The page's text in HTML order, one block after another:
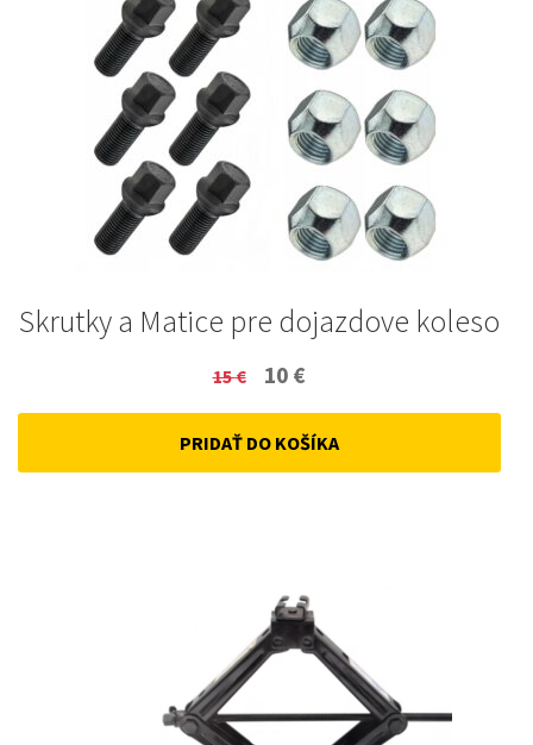
Skrutky a Matice pre dojazdove koleso
15€
Original
price
was:
10 €
price
is:
PRIDAŤ DO KOŠÍKA